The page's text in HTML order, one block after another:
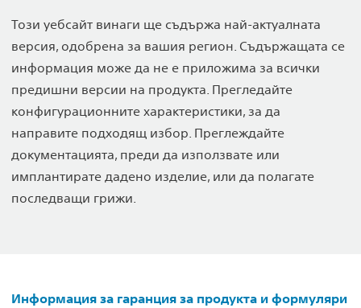
Този уебсайт винаги ще съдържа най-актуалната
версия, одобрена за вашия регион. Съдържащата се
информация може да не е приложима за всички
предишни версии на продукта. Прегледайте
конфигурационните характеристики, за да
направите подходящ избор. Преглеждайте
документацията, преди да използвате или
имплантирате дадено изделие, или да полагате
последващи грижи.
Информация за гаранция за продукта и формуляри